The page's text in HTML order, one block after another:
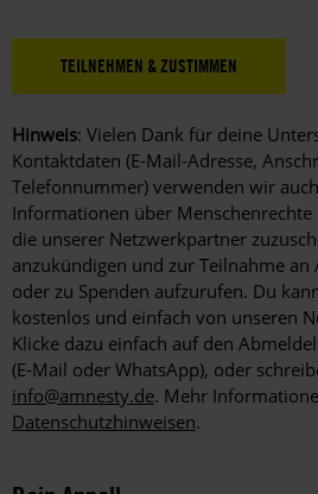
Hinweis: Vielen Dank für deine
Kontaktdaten (E-Mail-Adresse,
Telefonnummer) verwenden wir
Informationen über
die unserer Netzwerkpartner
anzukündigen und zur Teilnahme
oder zu Spenden aufzurufen. Du
kostenlos und einfach von unseren
Klicke dazu einfach auf den
(E-Mail oder WhatsApp), oder
info@amnesty.de. Mehr
Datenschutzhinweisen.